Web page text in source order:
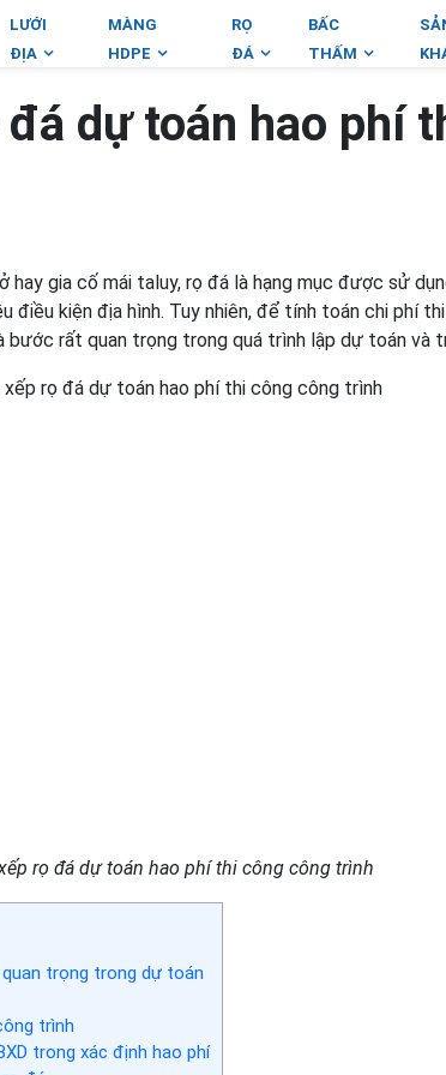
LƯỚI
ĐỊA
MÀNG
HDPE
RỌ
ĐÁ
BẤC
THẤM
dự toán hao phí
gia cố mái taluy, rọ đá là hạng mục được sử
điều kiện địa hình. Tuy nhiên, để tính toán chi phí
bước rất quan trọng trong quá trình lập dự toán và
rọ đá dự toán hao phí thi công công trình
trọng trong dự toán
trình
trong xác định hao phí